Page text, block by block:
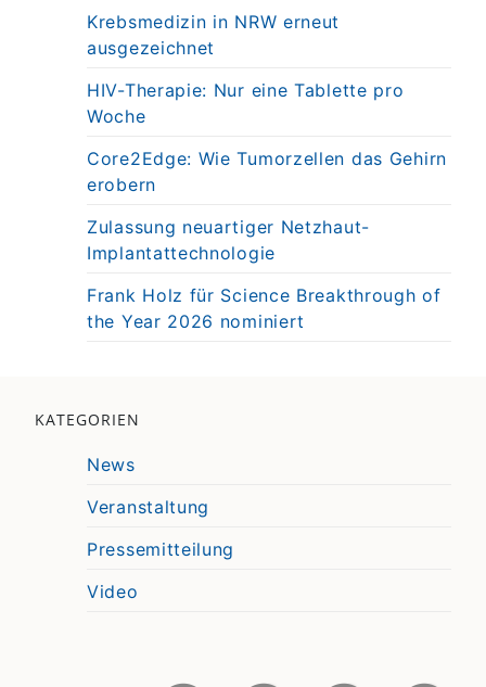
Krebsmedizin in NRW erneut
ausgezeichnet
HIV-Therapie: Nur eine Tablette pro
Woche
Core2Edge: Wie Tumorzellen das Gehirn
erobern
Zulassung neuartiger Netzhaut-
Implantattechnologie
Frank Holz für Science Breakthrough of
the Year 2026 nominiert
KATEGORIEN
News
Veranstaltung
Pressemitteilung
Video